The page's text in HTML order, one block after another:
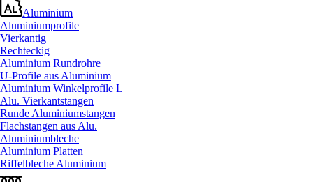
Aluminium
Aluminiumprofile
Vierkantig
Rechteckig
Aluminium Rundrohre
U-Profile aus Aluminium
Aluminium Winkelprofile L
Alu. Vierkantstangen
Runde Aluminiumstangen
Flachstangen aus Alu.
Aluminiumbleche
Aluminium Platten
Riffelbleche Aluminium